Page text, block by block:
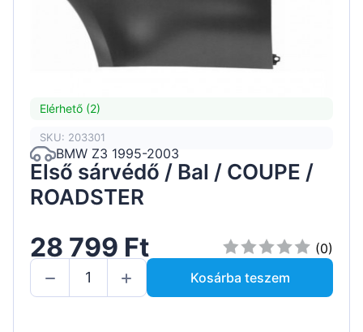
Elérhető (2)
SKU: 203301
BMW Z3 1995-2003
Első sárvédő / Bal / COUPE /
ROADSTER
28 799 Ft
(0)
Kosárba teszem